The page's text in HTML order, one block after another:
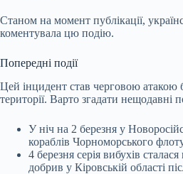
Станом на момент публікації,
коментувала цю подію.
Попередні події
Цей інцидент став черговою атакою
території. Варто згадати нещодавні
У ніч на 2 березня у
кораблів Чорноморського
4 березня серія вибухів
добрив у Кіровській області